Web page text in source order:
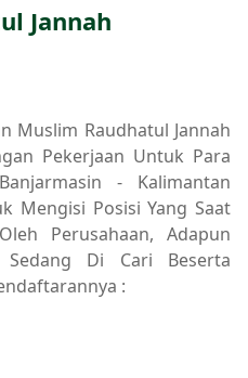
Jannah
Muslim Raudhatul Jannah
Pekerjaan Untuk Para
- Kalimantan
Mengisi Posisi Yang Saat
Perusahaan, Adapun
Di Cari Beserta
: